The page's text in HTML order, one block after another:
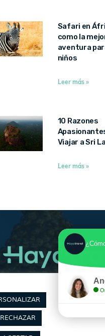
Safari en
como la
aventura
niños
Leer más »
10 Razones
Viajar a Sri
Leer más »
RECHAZAR